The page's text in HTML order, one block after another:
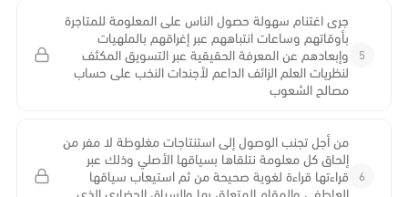
5
جرى اغتنام سهولة حصول الناس على المعلومة للمتاجرة
بأوقاتهم وساعات انتباههم عبر إغراقهم بالملهيات
وإبعادهم عن المعرفة الحقيقية عبر التسويق المكثف
لنظريات العلم الزائف الداعم لأجندات النخب على حساب
مصالح الشعوب
6
من أجل تجنب الوصول إلى استنتاجات مغلوطة لا مفر من
إلحاق كل معلومة نتلقاها بسياقها الأصلي وذلك عبر
قراءتها قراءة لغوية صحيحة من ثم استيعاب سياقها
العاطفي والمقام المتعلق بها والسياق الحضاري الذي